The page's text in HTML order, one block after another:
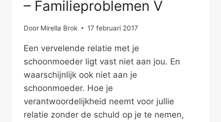
– Familieproblemen V
Door Mirella Brok 17 februari 2017
Een vervelende relatie met je
schoonmoeder ligt vast niet aan jou. En
waarschijnlijk ook niet aan je
schoonmoeder. Hoe je
verantwoordelijkheid neemt voor jullie
relatie zonder de schuld op je te nemen,